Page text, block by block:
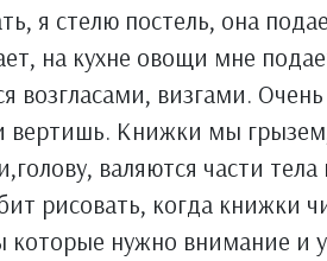
я стелю постель, она
на кухне овощи мне
возгласами, визгами.
вертишь. Книжки мы
валяются части тела
рисовать, когда книжки
нужно внимание и